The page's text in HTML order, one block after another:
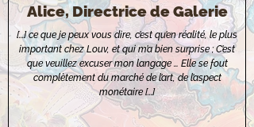
[...] ce que je peux vous dire, c’est qu’en réalité, le plus
important chez Louv, et qui m’a bien surprise ; C’est
que veuillez excuser mon langage … Elle se fout
complètement du marché de l’art, de l’aspect
monétaire [...]
Alice, Directrice de Galerie